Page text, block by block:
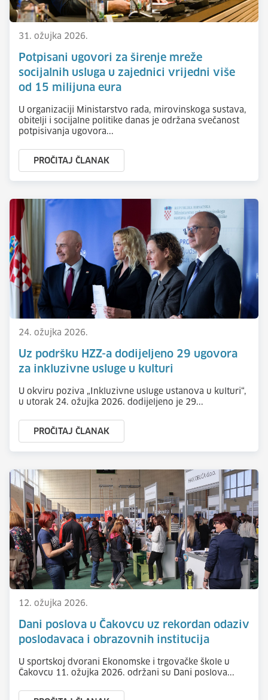
31. ožujka 2026.
Potpisani ugovori za širenje mreže
socijalnih usluga u zajednici vrijedni više
od 15 milijuna eura
U organizaciji Ministarstvo rada, mirovinskoga sustava,
obitelji i socijalne politike danas je održana svečanost
potpisivanja ugovora...
PROČITAJ ČLANAK
24. ožujka 2026.
Uz podršku HZZ-a dodijeljeno 29 ugovora
za inkluzivne usluge u kulturi
U okviru poziva „Inkluzivne usluge ustanova u kulturi“,
u utorak 24. ožujka 2026. dodijeljeno je 29...
PROČITAJ ČLANAK
12. ožujka 2026.
Dani poslova u Čakovcu uz rekordan odaziv
poslodavaca i obrazovnih institucija
U sportskoj dvorani Ekonomske i trgovačke škole u
Čakovcu 11. ožujka 2026. održani su Dani poslova...